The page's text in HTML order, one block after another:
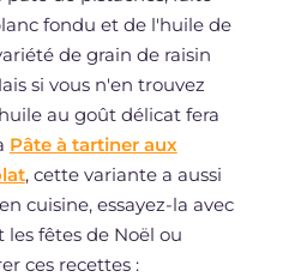
fondu et de l'huile de
de grain de raisin
si vous n'en trouvez
au goût délicat fera
Pâte à tartiner aux
, cette variante a aussi
cuisine, essayez-la avec
fêtes de Noël ou
ces recettes :